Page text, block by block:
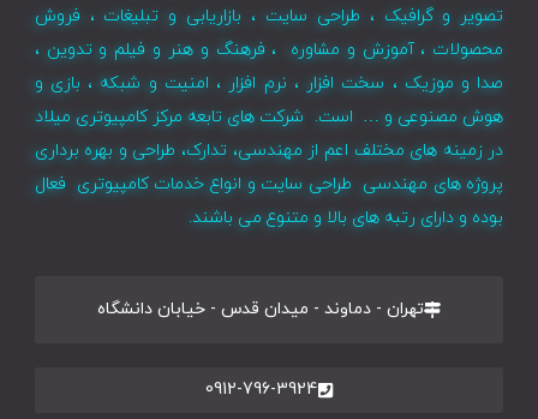
تصویر و گرافیک ، طراحی سایت ، بازاریابی و تبلیغات ، فروش
محصولات ، آموزش و مشاوره ، فرهنگ و هنر و فیلم و تدوین ،
صدا و موزیک ، سخت افزار ، نرم افزار ، امنیت و شبکه ، بازی و
هوش مصنوعی و … است. شرکت های تابعه مرکز کامپیوتری میلاد
در زمینه های مختلف اعم از مهندسی، تدارک، طراحی و بهره برداری
پروژه های مهندسی طراحی سایت و انواع خدمات کامپیوتری فعال
بوده و دارای رتبه های بالا و متنوع می باشند.
تهران - دماوند - میدان قدس - خیابان دانشگاه
0912-796-3924